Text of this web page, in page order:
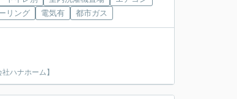
リング
電気有 都市ガス
ハナホーム】